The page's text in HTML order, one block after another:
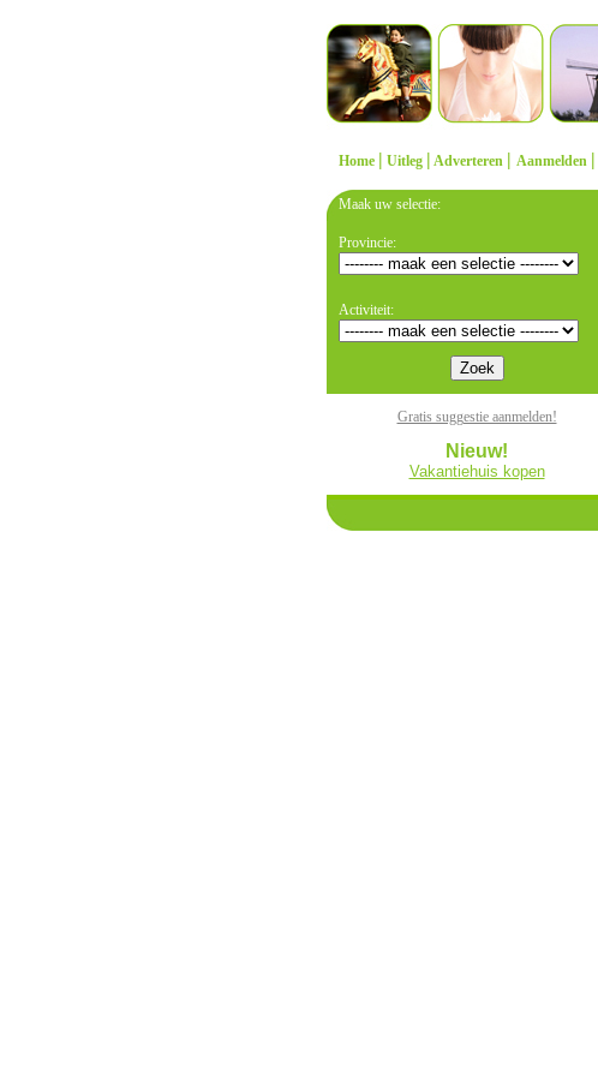
Home | Uitleg | Adverteren | Aanmelden |
Maak uw selectie:
Provincie:
Activiteit:
Gratis suggestie aanmelden!
Nieuw!
Vakantiehuis kopen